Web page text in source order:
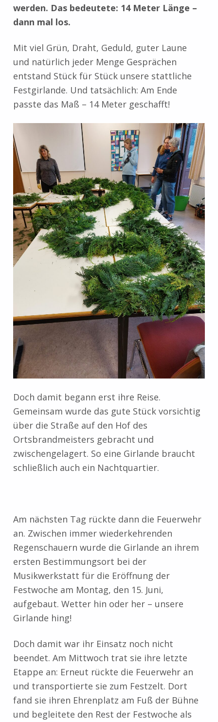
werden. Das bedeutete: 14 Meter Länge –
dann mal los.
Mit viel Grün, Draht, Geduld, guter Laune
und natürlich jeder Menge Gesprächen
entstand Stück für Stück unsere stattliche
Festgirlande. Und tatsächlich: Am Ende
passte das Maß – 14 Meter geschafft!
Doch damit begann erst ihre Reise.
Gemeinsam wurde das gute Stück vorsichtig
über die Straße auf den Hof des
Ortsbrandmeisters gebracht und
zwischengelagert. So eine Girlande braucht
schließlich auch ein Nachtquartier.
Am nächsten Tag rückte dann die Feuerwehr
an. Zwischen immer wiederkehrenden
Regenschauern wurde die Girlande an ihrem
ersten Bestimmungsort bei der
Musikwerkstatt für die Eröffnung der
Festwoche am Montag, den 15. Juni,
aufgebaut. Wetter hin oder her – unsere
Girlande hing!
Doch damit war ihr Einsatz noch nicht
beendet. Am Mittwoch trat sie ihre letzte
Etappe an: Erneut rückte die Feuerwehr an
und transportierte sie zum Festzelt. Dort
fand sie ihren Ehrenplatz am Fuß der Bühne
und begleitete den Rest der Festwoche als